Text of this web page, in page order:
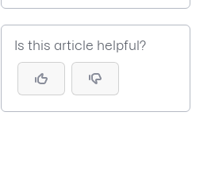
Is this article helpful?